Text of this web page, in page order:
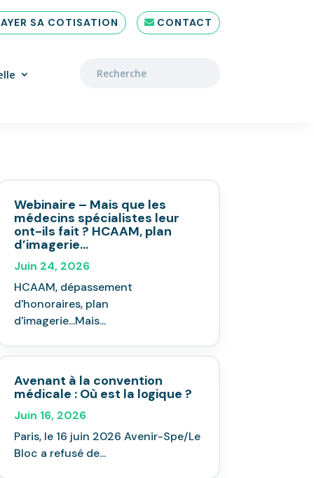
SA COTISATION CONTACT
Webinaire – Mais que les
médecins spécialistes leur
ont-ils fait ? HCAAM, plan
d’imagerie…
Juin 24, 2026
HCAAM, dépassement
d'honoraires, plan
d'imagerie...Mais...
Avenant à la convention
médicale : Où est la logique ?
Juin 16, 2026
Paris, le 16 juin 2026 Avenir-Spe/Le
Bloc a refusé de...